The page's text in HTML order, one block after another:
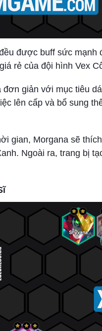
được buff sức mạnh
rẻ của đội hình Vex
giản với mục tiêu
lên cấp và bổ sung
gian, Morgana sẽ
Ngoài ra, trang bị